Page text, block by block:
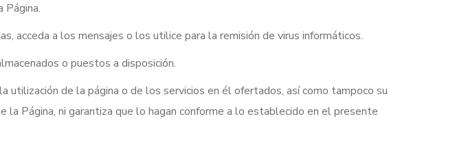
Página.
acceda a los mensajes o los utilice para la remisión de virus informáticos.
o puestos a disposición.
de la página o de los servicios en él ofertados, así como tampoco su
Página, ni garantiza que lo hagan conforme a lo establecido en el presente